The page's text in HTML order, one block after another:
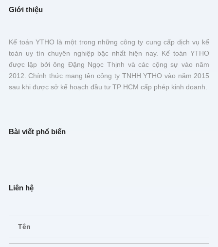
Giới thiệu
Kế toán YTHO là một trong những công ty cung cấp dịch vụ kế
toán uy tín chuyên nghiệp bậc nhất hiện nay. Kế toán YTHO
được lập bởi ông Đặng Ngọc Thịnh và các cộng sự vào năm
2012. Chính thức mang tên công ty TNHH YTHO vào năm 2015
sau khi được sở kế hoạch đầu tư TP HCM cấp phép kinh doanh.
Bài viết phổ biến
Liên hệ